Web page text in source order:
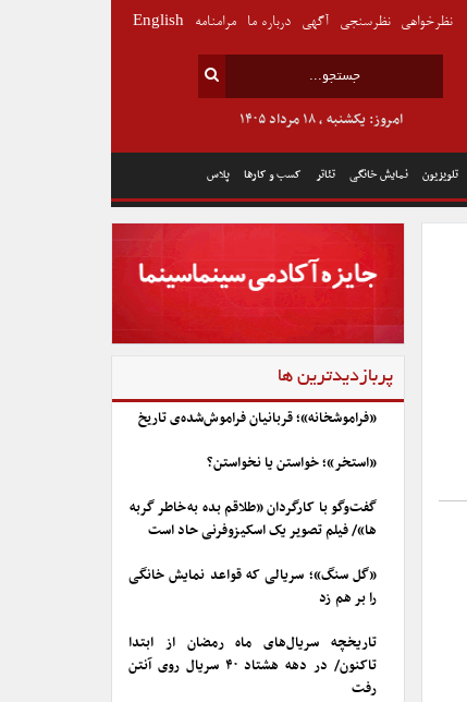
تلویزیون نمایش خانگی تئاتر کسب و کارها پلاس
امروز: یکشنبه , ۱۸ مرداد ۱۴۰۵
نظرخواهی نظرسنجی آگهی درباره ما مرامنامه English
پربازدیدترین ها
«فراموشخانه»؛ قربانیان فراموش‌شده‌ی تاریخ
«استخر»؛ خواستن یا نخواستن؟
گفت‌وگو با کارگردان «طلاقم بده به خاطر گربه
ها»/ فیلم تصویر یک اسکیزوفرنی حاد است
«گل سنگ»؛ سریالی که قواعد نمایش خانگی
را بر هم زد
تاریخچه سریال‌های ماه رمضان از ابتدا
تاکنون/ در دهه هشتاد ۴۰ سریال روی آنتن
رفت